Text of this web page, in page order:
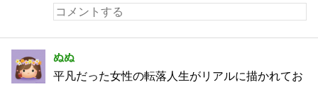
ぬぬ
平凡だった女性の転落人生がリアルに描かれてお